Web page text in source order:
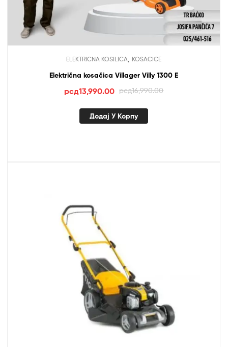
ELEKTRICNA KOSILICA, KOSACICE
Električna kosačica Villager Villy 1300 E
рсд16,990.00
Оригинална
је
рсд13,990.00Тренутна
је:
Додај У Корпу